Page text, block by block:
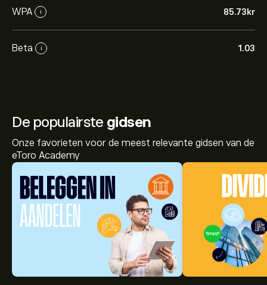
WPA i 85.73‎kr‎
Beta i 1.03
De populairste gidsen
Onze favorieten voor de meest relevante gidsen van de
eToro Academy